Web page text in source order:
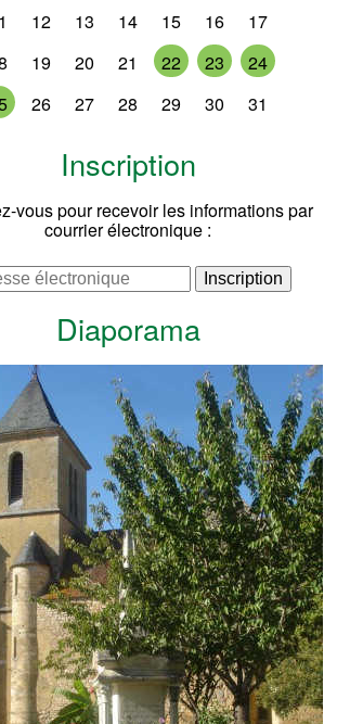
12 13 14 15 16
17
19 20 21 22 23
24
26 27 28 29 30 31
Inscription
vous pour recevoir les informations par
courrier électronique :
Diaporama